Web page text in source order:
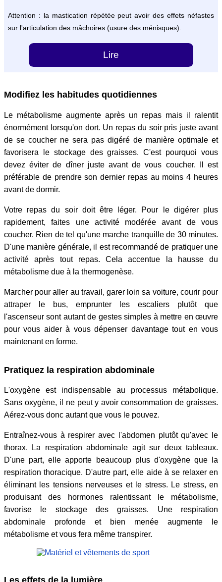
Attention : la mastication répétée peut avoir des effets néfastes
sur l'articulation des mâchoires (usure des ménisques).
Lire
Modifiez les habitudes quotidiennes
Le métabolisme augmente après un repas mais il ralentit
énormément lorsqu'on dort. Un repas du soir pris juste avant
de se coucher ne sera pas digéré de manière optimale et
favorisera le stockage des graisses. C'est pourquoi vous
devez éviter de dîner juste avant de vous coucher. Il est
préférable de prendre son dernier repas au moins 4 heures
avant de dormir.
Votre repas du soir doit être léger. Pour le digérer plus
rapidement, faites une activité modérée avant de vous
coucher. Rien de tel qu'une marche tranquille de 30 minutes.
D'une manière générale, il est recommandé de pratiquer une
activité après tout repas. Cela accentue la hausse du
métabolisme due à la thermogenèse.
Marcher pour aller au travail, garer loin sa voiture, courir pour
attraper le bus, emprunter les escaliers plutôt que
l'ascenseur sont autant de gestes simples à mettre en œuvre
pour vous aider à vous dépenser davantage tout en vous
maintenant en forme.
Pratiquez la respiration abdominale
L'oxygène est indispensable au processus métabolique.
Sans oxygène, il ne peut y avoir consommation de graisses.
Aérez-vous donc autant que vous le pouvez.
Entraînez-vous à respirer avec l'abdomen plutôt qu'avec le
thorax. La respiration abdominale agit sur deux tableaux.
D'une part, elle apporte beaucoup plus d'oxygène que la
respiration thoracique. D'autre part, elle aide à se relaxer en
éliminant les tensions nerveuses et le stress. Le stress, en
produisant des hormones ralentissant le métabolisme,
favorise le stockage des graisses. Une respiration
abdominale profonde et bien menée augmente le
métabolisme et vous fera même transpirer.
Les effets de la lumière